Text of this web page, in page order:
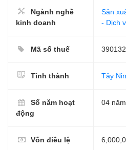
Ngành nghề
kinh doanh
Sản
- Dịch
Mã số thuế
Tỉnh thành Tây
Số năm hoạt
động
04 năm
Vốn điều lệ